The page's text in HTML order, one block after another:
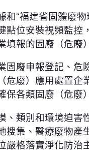
“福建省固體廢
點位安裝視頻監
報的固廢（危廢
固廢申報登記、危
廢）應用處置
各類固廢（危
類別和環境迫
集、醫療廢物
嚴格落實淨化防治